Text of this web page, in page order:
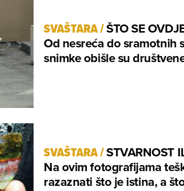
SVAŠTARA/ŠTO SE
Od nesreća do sramotnih
snimke obišle su
SVAŠTARA/STVARNOST
Na ovim fotografijama
razaznati što je istina, a